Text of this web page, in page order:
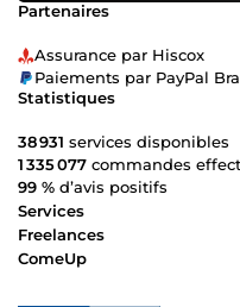
Partenaires
Assurance par Hiscox
Paiements par PayPal
Statistiques
38 931 services disponibles
1 335 077 commandes
99 % d’avis positifs
Services
Freelances
ComeUp